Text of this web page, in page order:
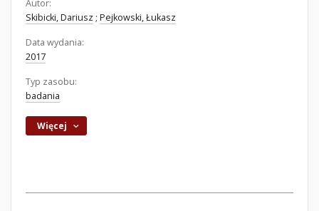
Autor:
Skibicki, Dariusz ; Pejkowski, Łukasz
Data wydania:
2017
Typ zasobu:
badania
Więcej